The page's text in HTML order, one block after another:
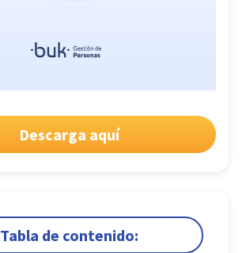
Descarga aquí
Tabla de contenido: